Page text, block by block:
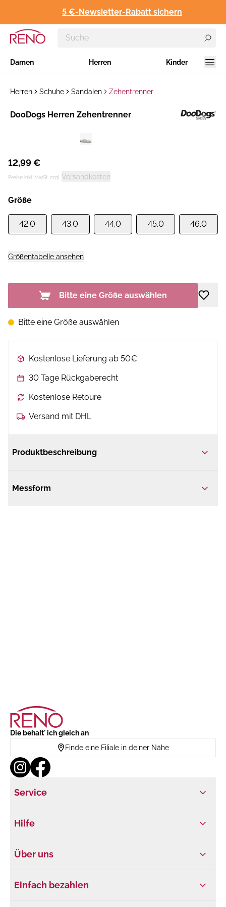
5 €-Newsletter-Rabatt sichern
Damen Herren Kinder
Herren Schuhe Sandalen Zehentrenner
Hersteller:
DooDogs Herren Zehentrenner
12,99 €
Preise inkl. MwSt. zzgl. Versandkosten
Größe
42.0 43.0 44.0 45.0 46.0
Größentabelle ansehen
Bitte eine Größe auswählen
Bitte eine Größe auswählen
Kostenlose Lieferung ab 50€
30 Tage Rückgaberecht
Kostenlose Retoure
Versand mit DHL
Produktbeschreibung
Messform
Die behalt' ich gleich an
Finde eine Filiale in deiner Nähe
Service
Hilfe
Über uns
Einfach bezahlen